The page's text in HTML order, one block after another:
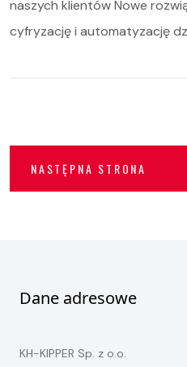
naszych klientów Nowe
cyfryzację i automatyzację
NASTĘPNA STRONA
Dane adresowe
KH-KIPPER Sp. z o.o.